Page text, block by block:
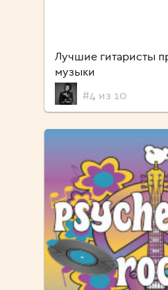
Лучшие гитаристы
музыки
#4 из 10